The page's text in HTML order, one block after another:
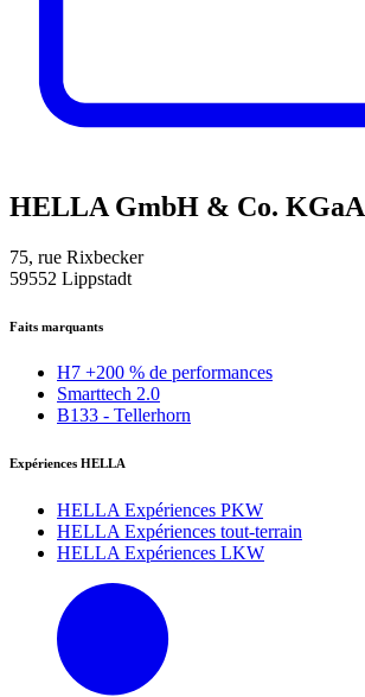
HELLA GmbH & Co. KGaA
75, rue Rixbecker
59552 Lippstadt
Faits marquants
H7 +200 % de performances
Smarttech 2.0
B133 - Tellerhorn
Expériences HELLA
HELLA Expériences PKW
HELLA Expériences tout-terrain
HELLA Expériences LKW